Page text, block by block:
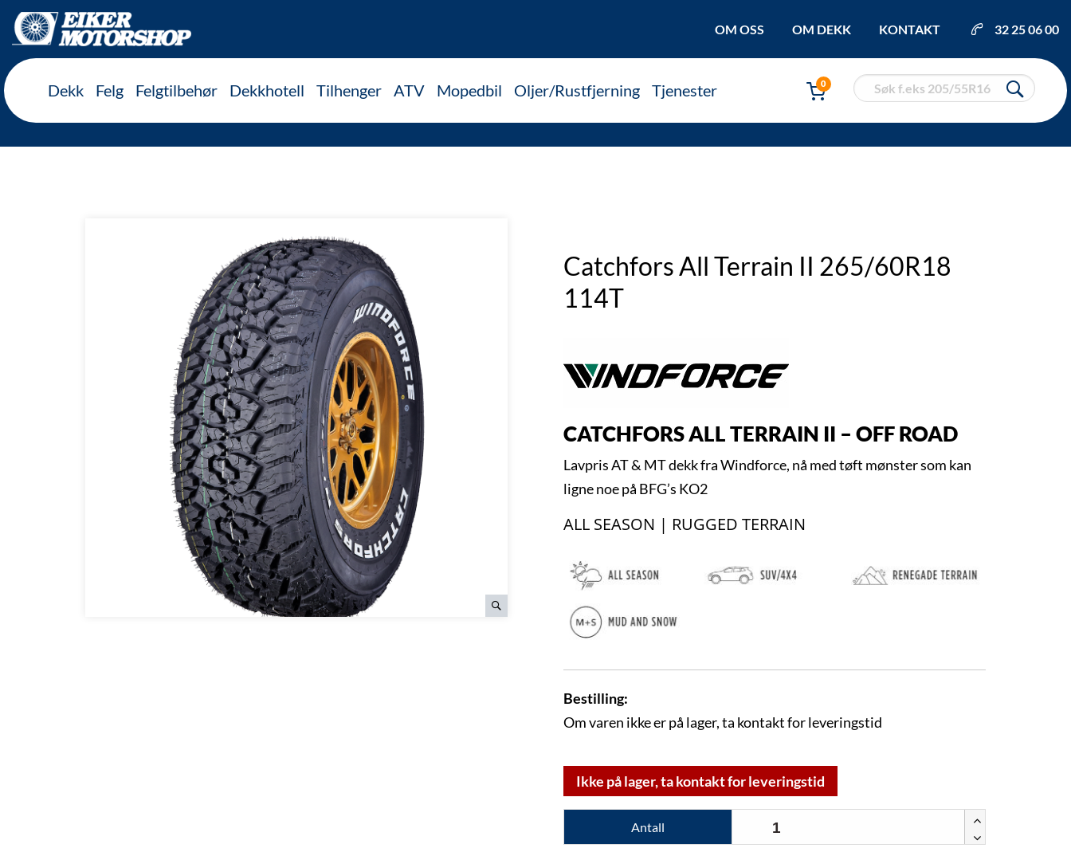
OM OSS OM DEKK KONTAKT 32 25 06 00
Dekk Felg Felgtilbehør Dekkhotell Tilhenger ATV Mopedbil Oljer/Rustfjerning Tjenester 0
Catchfors All Terrain II 265/60R18
114T
CATCHFORS ALL TERRAIN II – OFF ROAD
Lavpris AT & MT dekk fra Windforce, nå med tøft mønster som kan
ligne noe på BFG’s KO2
ALL SEASON | RUGGED TERRAIN
Bestilling:
Om varen ikke er på lager, ta kontakt for leveringstid
Ikke på lager, ta kontakt for leveringstid
Antall
Inkl. mva